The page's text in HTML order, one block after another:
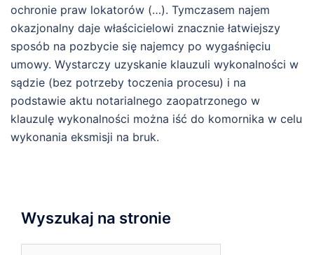
ochronie praw lokatorów (…). Tymczasem najem
okazjonalny daje właścicielowi znacznie łatwiejszy
sposób na pozbycie się najemcy po wygaśnięciu
umowy. Wystarczy uzyskanie klauzuli wykonalności w
sądzie (bez potrzeby toczenia procesu) i na
podstawie aktu notarialnego zaopatrzonego w
klauzulę wykonalności można iść do komornika w celu
wykonania eksmisji na bruk.
Wyszukaj na stronie